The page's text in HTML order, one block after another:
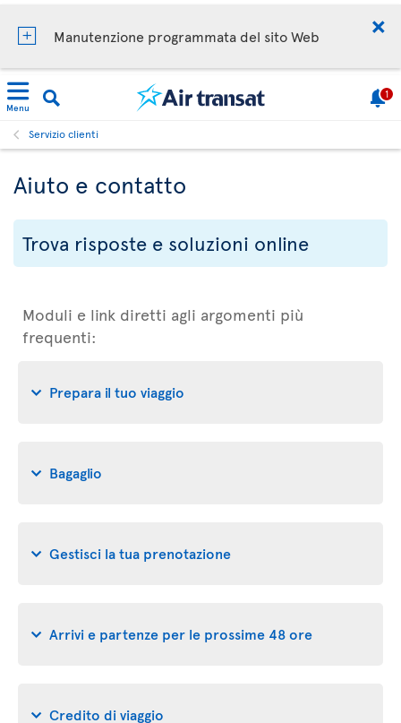
Manutenzione programmata del sito Web
Menu
1
Servizio clienti
Aiuto e contatto
Trova risposte e soluzioni online
Moduli e link diretti agli argomenti più
frequenti:
Prepara il tuo viaggio
Bagaglio
Gestisci la tua prenotazione
Arrivi e partenze per le prossime 48 ore
Credito di viaggio